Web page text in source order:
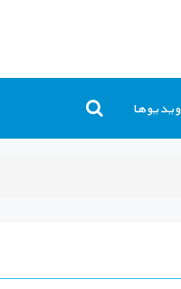
ویدیوها